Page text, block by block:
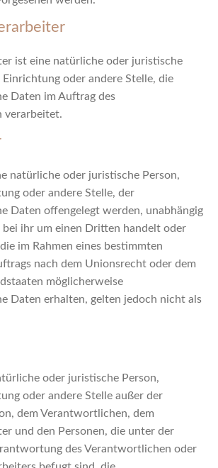
ist eine natürliche oder juristische
Einrichtung oder andere Stelle, die
Daten im Auftrag des
verarbeitet.
natürliche oder juristische Person,
oder andere Stelle, der
Daten offengelegt werden, unabhängig
bei ihr um einen Dritten handelt oder
im Rahmen eines bestimmten
nach dem Unionsrecht oder dem
möglicherweise
Daten erhalten, gelten jedoch nicht als
oder juristische Person,
oder andere Stelle außer der
dem Verantwortlichen, dem
und den Personen, die unter der
des Verantwortlichen oder